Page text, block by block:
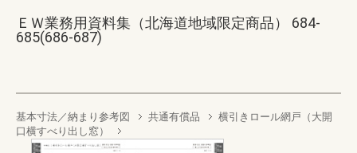
ＥＷ業務用資料集（北海道地域限定商品） 684-
685(686-687)
基本寸法／納まり参考図 共通有償品
横引きロール網戸（大開
口横すべり出し窓）